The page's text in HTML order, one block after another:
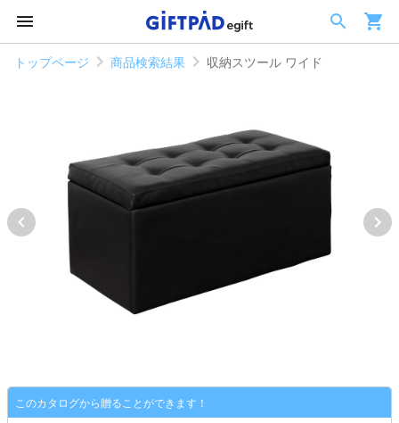
トップページ 商品検索結果 収納スツール ワイド
このカタログから贈ることができます！